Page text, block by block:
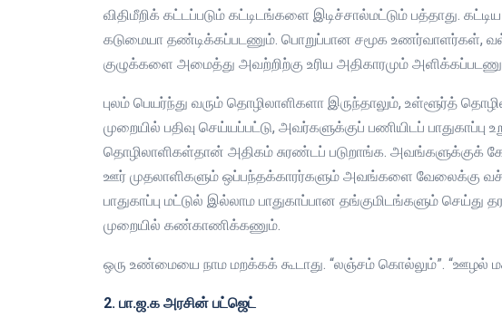
விதிமீறிக் கட்டப்படும் கட்டிடங்களை இடிச்சால்மட்டும் பத்தாது.
கடுமையா தண்டிக்கப்படணும். பொறுப்பான சமூக உணர்வாளர்கள்,
குழுக்களை அமைத்து அவற்றிற்கு உரிய அதிகாரமும்
புலம் பெயர்ந்து வரும் தொழிலாளிகளா இருந்தாலும், உள்ளூர்த்
முறையில் பதிவு செய்யப்பட்டு, அவர்களுக்குப் பணியிடப் பாதுகாப்பு
தொழிலாளிகள்தான் அதிகம் சுரண்டப் படுறாங்க. அவங்களுக்குக்
ஊர் முதலாளிகளும் ஒப்பந்தக்காரர்களும் அவங்களை வேலைக்கு
பாதுகாப்பு மட்டுல் இல்லாம பாதுகாப்பான தங்குமிடங்களும்
முறையில் கண்காணிக்கணும்.
ஒரு உண்மையை நாம மறக்கக் கூடாது. “லஞ்சம் கொல்லும்”. “ஊழல்
2. பா.ஜ.க அரசின் பட்ஜெட்